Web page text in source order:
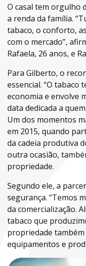
O casal tem orgulho
a renda da família.
tabaco, o conforto,
com o mercado”,
Rafaela, 26 anos, e
Para Gilberto, o
essencial. “O
economia e envolve
data dedicada a
Um dos momentos
em 2015, quando
da cadeia produtiva
outra ocasião,
propriedade.
Segundo ele, a
segurança. “Temos
da comercialização.
tabaco que
propriedade
equipamentos e